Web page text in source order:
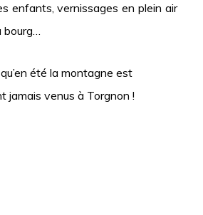
enfants, vernissages en plein air
bourg…
été la montagne est
jamais venus à Torgnon !